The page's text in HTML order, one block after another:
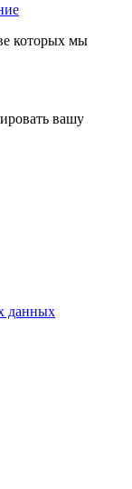
которых мы
вашу
данных